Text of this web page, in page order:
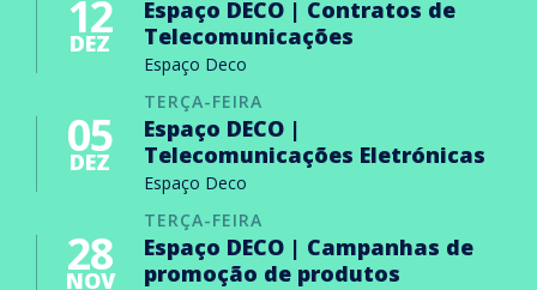
12
DEZ
Espaço DECO | Contratos de
Telecomunicações
Espaço Deco
TERÇA-FEIRA
05
DEZ
Espaço DECO |
Telecomunicações Eletrónicas
Espaço Deco
TERÇA-FEIRA
28
NOV
Espaço DECO | Campanhas de
promoção de produtos